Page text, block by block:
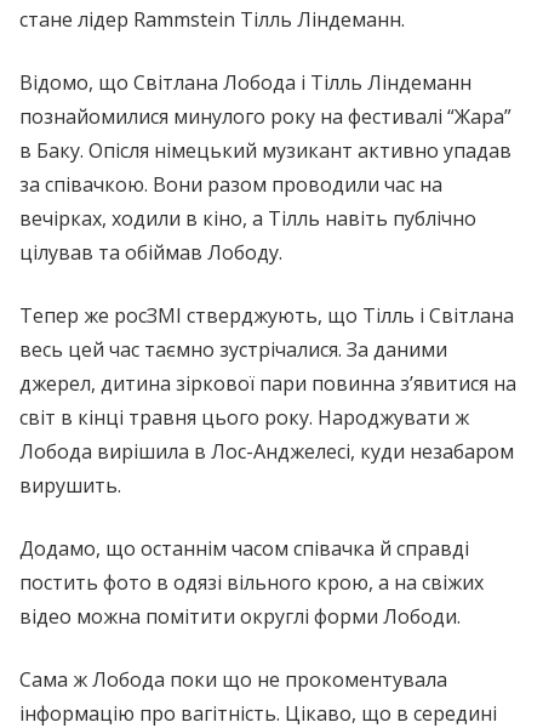
стане лідер Rammstein Тілль Ліндеманн.
Відомо, що Світлана Лобода і Тілль Ліндеманн
познайомилися минулого року на фестивалі “Жара”
в Баку. Опісля німецький музикант активно упaдав
за співачкою. Вони разом проводили час на
вечірках, ходили в кіно, а Тілль навіть публічно
цілував та обіймав Лободу.
Тепер же росЗМІ стверджують, що Тілль і Світлана
весь цей час таємно зустрічалися. За даними
джерел, дитина зіркової пари повинна з’явитися на
світ в кінці травня цього року. Наpoджувати ж
Лобода вирішила в Лос-Анджелесі, куди незабаром
вирушить.
Додамо, що останнім часом співачка й справді
постить фото в одязі вільного крою, а на свіжих
відео можна помітити округлі форми Лободи.
Сама ж Лобода поки що не прокоментувала
інформацію про вaгiтність. Цікаво, що в середині